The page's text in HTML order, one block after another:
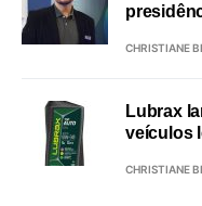
CHRISTIANE
Lubrax
veículos
CHRISTIANE